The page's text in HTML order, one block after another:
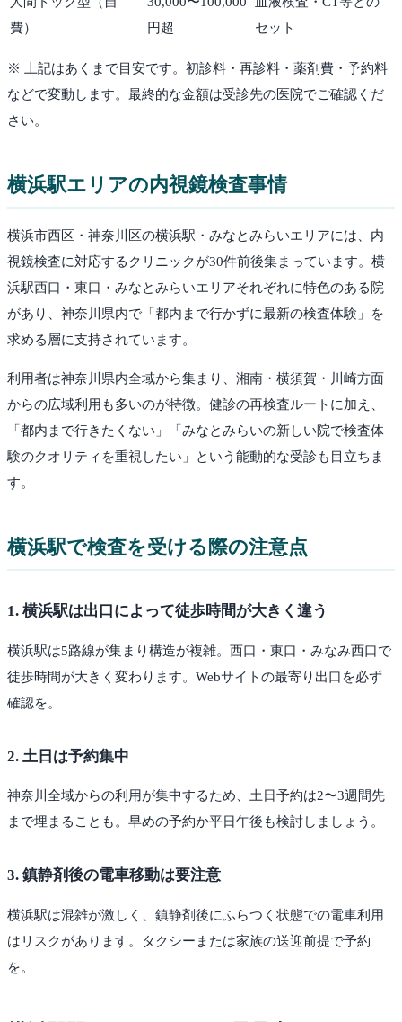
費）
円超
セット
※ 上記はあくまで目安です。初診料・再診料・薬剤費・予約料
などで変動します。最終的な金額は受診先の医院でご確認くだ
さい。
横浜駅エリアの内視鏡検査事情
横浜市西区・神奈川区の横浜駅・みなとみらいエリアには、内
視鏡検査に対応するクリニックが30件前後集まっています。横
浜駅西口・東口・みなとみらいエリアそれぞれに特色のある院
があり、神奈川県内で「都内まで行かずに最新の検査体験」を
求める層に支持されています。
利用者は神奈川県内全域から集まり、湘南・横須賀・川崎方面
からの広域利用も多いのが特徴。健診の再検査ルートに加え、
「都内まで行きたくない」「みなとみらいの新しい院で検査体
験のクオリティを重視したい」という能動的な受診も目立ちま
す。
横浜駅で検査を受ける際の注意点
1. 横浜駅は出口によって徒歩時間が大きく違う
横浜駅は5路線が集まり構造が複雑。西口・東口・みなみ西口で
徒歩時間が大きく変わります。Webサイトの最寄り出口を必ず
確認を。
2. 土日は予約集中
神奈川全域からの利用が集中するため、土日予約は2〜3週間先
まで埋まることも。早めの予約か平日午後も検討しましょう。
3. 鎮静剤後の電車移動は要注意
横浜駅は混雑が激しく、鎮静剤後にふらつく状態での電車利用
はリスクがあります。タクシーまたは家族の送迎前提で予約
を。